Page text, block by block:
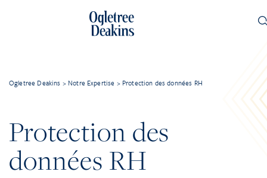
Ogletree Deakins > Notre Expertise > Protection des données RH
Protection des
données RH